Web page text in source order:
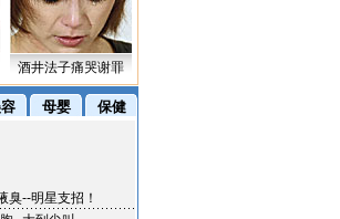
酒井法子痛哭谢罪